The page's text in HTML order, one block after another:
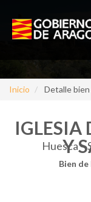
Inicio Detalle
IGLESIA
Y
Huesca -
Bien